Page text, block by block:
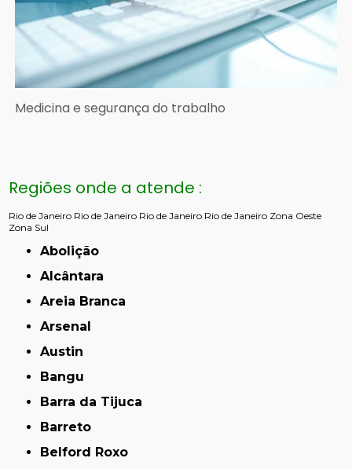
Medicina e segurança do trabalho
Regiões onde a atende :
Rio de Janeiro Rio de Janeiro Rio de Janeiro Rio de Janeiro Zona Oeste
Zona Sul
Abolição
Alcântara
Areia Branca
Arsenal
Austin
Bangu
Barra da Tijuca
Barreto
Belford Roxo